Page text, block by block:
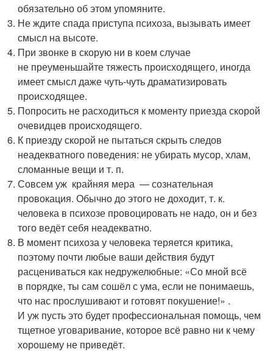
обязательно об этом упомяните.
Не ждите спада приступа психоза, вызывать имеет
смысл на высоте.
При звонке в скорую ни в коем случае
не преуменьшайте тяжесть происходящего, иногда
имеет смысл даже чуть-чуть драматизировать
происходящее.
Попросить не расходиться к моменту приезда скорой
очевидцев происходящего.
К приезду скорой не пытаться скрыть следов
неадекватного поведения: не убирать мусор, хлам,
сломанные вещи и т. п.
Совсем уж крайняя мера — сознательная
провокация. Обычно до этого не доходит, т. к.
человека в психозе провоцировать не надо, он и без
того ведёт себя неадекватно.
В момент психоза у человека теряется критика,
поэтому почти любые ваши действия будут
расцениваться как недружелюбные: «Со мной всё
в порядке, ты сам сошёл с ума, если не понимаешь,
что нас прослушивают и готовят покушение!» .
И уж пусть это будет профессиональная помощь, чем
тщетное уговаривание, которое всё равно ни к чему
хорошему не приведёт.